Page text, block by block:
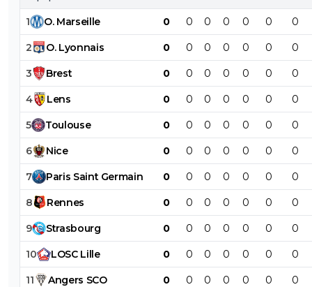
1 O. Marseille 0 0 0 0 0 0 0
2 O. Lyonnais 0 0 0 0 0 0 0
3 Brest 0 0 0 0 0 0 0
4 Lens 0 0 0 0 0 0 0
5 Toulouse 0 0 0 0 0 0 0
6 Nice 0 0 0 0 0 0 0
7 Paris Saint Germain 0 0 0 0 0 0 0
8 Rennes 0 0 0 0 0 0 0
9 Strasbourg 0 0 0 0 0 0 0
10 LOSC Lille 0 0 0 0 0 0 0
11 Angers SCO 0 0 0 0 0 0 0